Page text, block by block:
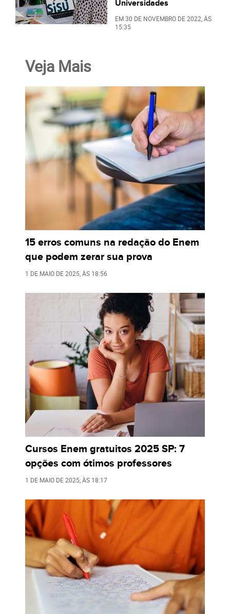
Universidades
EM30 DE NOVEMBRO DE 2022, ÀS
15:35
Veja Mais
15 erros comuns na redação do Enem
que podem zerar sua prova
1 DE MAIO DE 2025 , ÀS 18:56
Cursos Enem gratuitos 2025 SP: 7
opções com ótimos professores
1 DE MAIO DE 2025 , ÀS 18:17